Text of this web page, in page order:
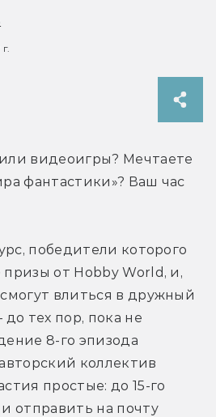
видеоигры? Мечтаете
фантастики»? Ваш час
победители которого
от Hobby World, и,
влиться в дружный
тех пор, пока не
8-го эпизода
коллектив
простые: до 15-го
февраля написать и отправить на почту